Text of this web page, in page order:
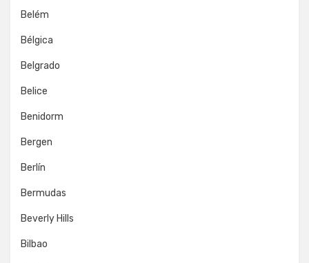
Belém
Bélgica
Belgrado
Belice
Benidorm
Bergen
Berlín
Bermudas
Beverly Hills
Bilbao